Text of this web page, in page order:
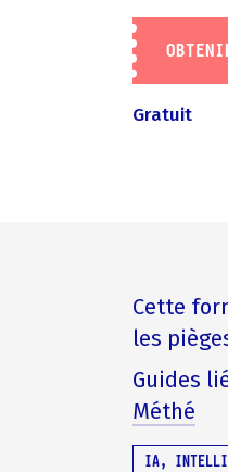
Gratuit
Cette
les
Guides
Méthé
IA,